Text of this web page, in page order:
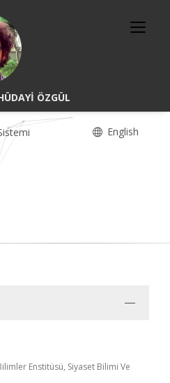
ÖZGÜL
English
Enstitüsü, Siyaset Bilimi Ve